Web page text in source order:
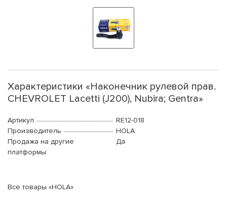
Характеристики «Наконечник рулевой прав.
CHEVROLET Lacetti (J200), Nubira; Gentra»
Артикул
RE12-018
Производитель
HOLA
Продажа на другие
платформы
Да
Все товары «HOLA»